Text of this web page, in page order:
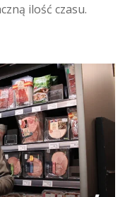
ilość czasu.